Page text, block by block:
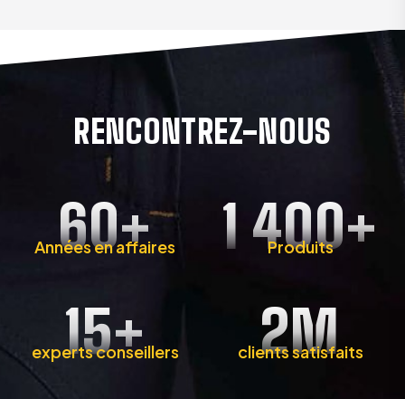
RENCONTREZ-NOUS
60+
Années en affaires 1 400+
Produits
15+
experts conseillers 2M
clients satisfaits